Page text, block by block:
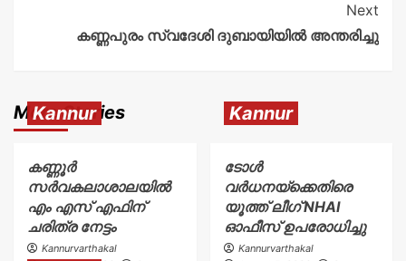
Next
കണ്ണപുരം സ്വദേശി ദുബായിയിൽ അന്തരിച്ചു
More Stories
Kannur
കണ്ണൂർ
സർവകലാശാലയിൽ
എം എസ് എഫിന്
ചരിത്ര നേട്ടം
Kannurvarthakal
Kannur
ടോള്‍
വര്‍ധനയ്ക്കെതിരെ
യൂത്ത് ലീഗ് NHAI
ഓഫീസ് ഉപരോധിച്ചു
Kannurvarthakal